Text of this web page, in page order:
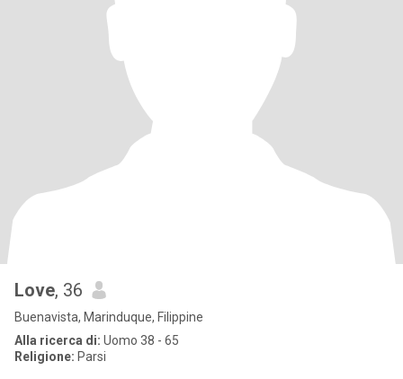
Love, 36
Buenavista, Marinduque, Filippine
Alla ricerca di: Uomo 38 - 65
Religione: Parsi